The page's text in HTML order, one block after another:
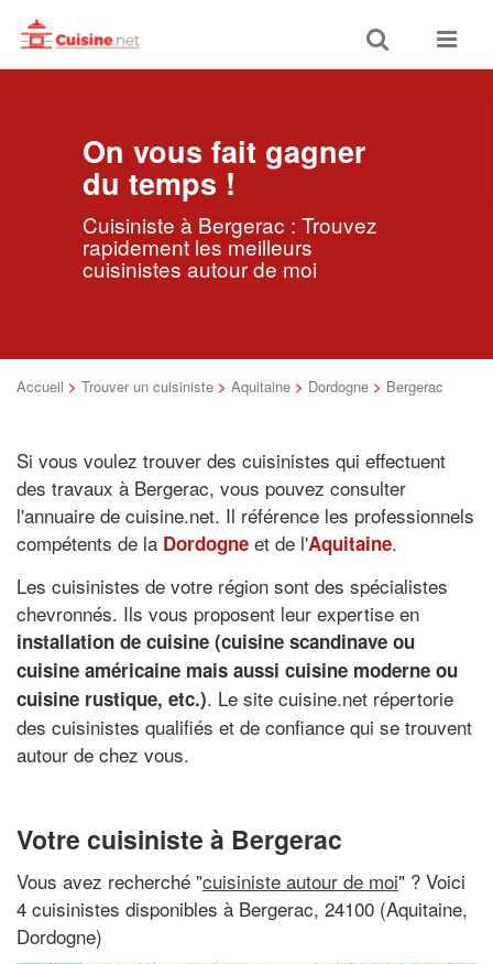
Toggle
search
Toggle
On vous fait gagner
du temps !
Cuisiniste à Bergerac : Trouvez
rapidement les meilleurs
cuisinistes autour de moi
Accueil > Trouver un cuisiniste > Aquitaine > Dordogne > Bergerac
Si vous voulez trouver des cuisinistes qui effectuent
des travaux à Bergerac, vous pouvez consulter
l'annuaire de cuisine.net. Il référence les professionnels
compétents de la Dordogne et de l'Aquitaine.
Les cuisinistes de votre région sont des spécialistes
chevronnés. Ils vous proposent leur expertise en
installation de cuisine (cuisine scandinave ou
cuisine américaine mais aussi cuisine moderne ou
cuisine rustique, etc.). Le site cuisine.net répertorie
des cuisinistes qualifiés et de confiance qui se trouvent
autour de chez vous.
Votre cuisiniste à Bergerac
Vous avez recherché "cuisiniste autour de moi" ? Voici
4 cuisinistes disponibles à Bergerac, 24100 (Aquitaine,
Dordogne)